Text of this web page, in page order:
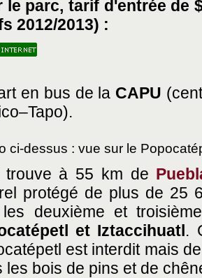
le parc, tarif d'entrée de
2012/2013) :
en bus de la CAPU
ci-dessus : vue sur le
à 55 km de
protégé de plus de 25
deuxième et
et Iztaccihuatl.
est interdit mais
les bois de pins et de